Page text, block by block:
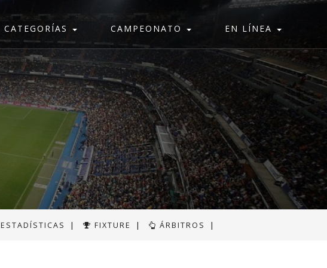
CATEGORÍAS CAMPEONATO EN LÍNEA
ESTADÍSTICAS | FIXTURE | ÁRBITROS |